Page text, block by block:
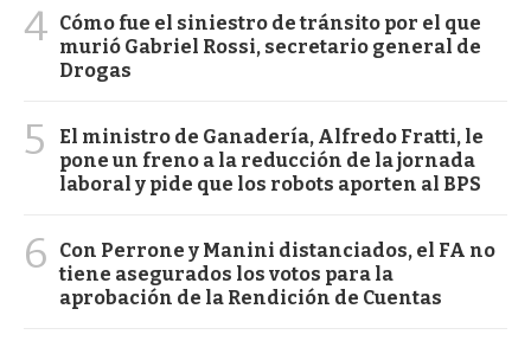
4 Cómo fue el siniestro de tránsito por el que
murió Gabriel Rossi, secretario general de
Drogas
5
El ministro de Ganadería, Alfredo Fratti, le
pone un freno a la reducción de la jornada
laboral y pide que los robots aporten al BPS
6
Con Perrone y Manini distanciados, el FA no
tiene asegurados los votos para la
aprobación de la Rendición de Cuentas